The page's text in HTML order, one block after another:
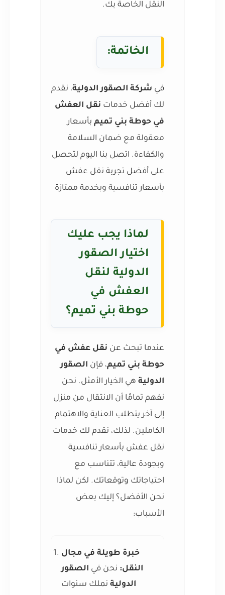
النقل الخاصة بك.
الخاتمة:
في شركة الصقور الدولية، نقدم
لك أفضل خدمات نقل العفش
في حوطة بني تميم بأسعار
معقولة مع ضمان السلامة
والكفاءة. اتصل بنا اليوم لتحصل
على أفضل تجربة نقل عفش
بأسعار تنافسية وبخدمة ممتازة
لماذا يجب عليك
اختيار الصقور
الدولية لنقل
العفش في
حوطة بني تميم؟
عندما تبحث عن نقل عفش في
حوطة بني تميم، فإن الصقور
الدولية هي الخيار الأمثل. نحن
نفهم تمامًا أن الانتقال من منزل
إلى آخر يتطلب العناية والاهتمام
الكاملين. لذلك، نقدم لك خدمات
نقل عفش بأسعار تنافسية
وبجودة عالية، تتناسب مع
احتياجاتك وتوقعاتك. لكن لماذا
نحن الأفضل؟ إليك بعض
الأسباب:
خبرة طويلة في مجال
النقل: نحن في الصقور
الدولية نملك سنوات